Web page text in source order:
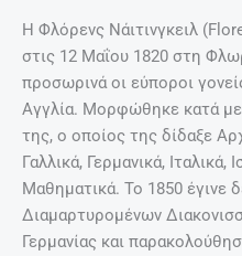
Η Φλόρενς Νάιτινγκειλ
στις 12 Μαΐου 1820 στη
προσωρινά οι εύποροι
Αγγλία. Μορφώθηκε κατά
της, ο οποίος της δίδαξε
Γαλλικά, Γερμανικά, Ιταλικά,
Μαθηματικά. Το 1850 έγινε
Διαμαρτυρομένων
Γερμανίας και